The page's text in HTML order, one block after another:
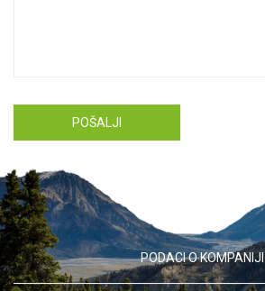
POŠALJI
PODACI O KOMPANIJI